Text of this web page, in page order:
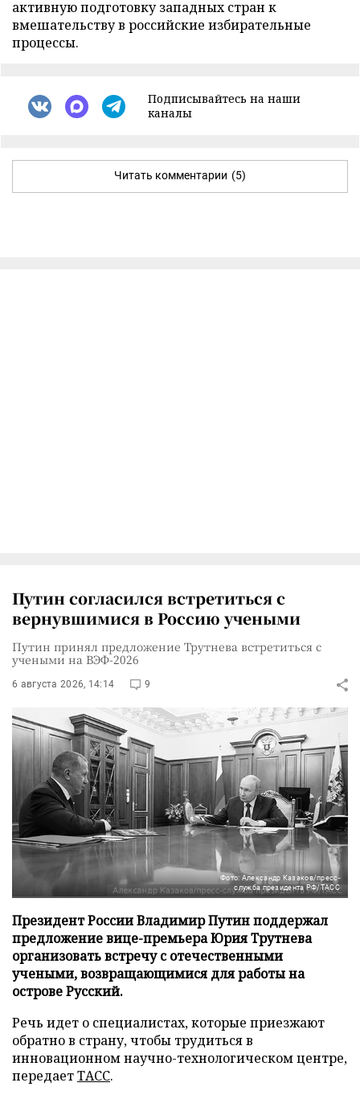
активную подготовку западных стран к
вмешательству в российские избирательные
процессы.
Подписывайтесь на наши
каналы
Читать комментарии (5)
Путин согласился встретиться с
вернувшимися в Россию учеными
Путин принял предложение Трутнева встретиться с
учеными на ВЭФ-2026
6 августа 2026, 14:14 9
Фото: Александр Казаков/пресс-
служба президента РФ/ТАСС
Президент России Владимир Путин поддержал
предложение вице-премьера Юрия Трутнева
организовать встречу с отечественными
учеными, возвращающимися для работы на
острове Русский.
Речь идет о специалистах, которые приезжают
обратно в страну, чтобы трудиться в
инновационном научно-технологическом центре,
передаетТАСС.